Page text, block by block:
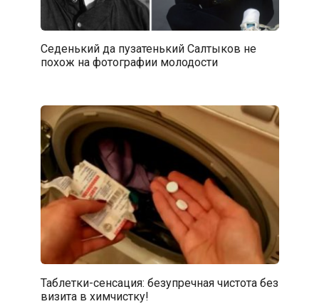
Седенький да пузатенький Салтыков не
похож на фотографии молодости
Таблетки-сенсация: безупречная чистота без
визита в химчистку!